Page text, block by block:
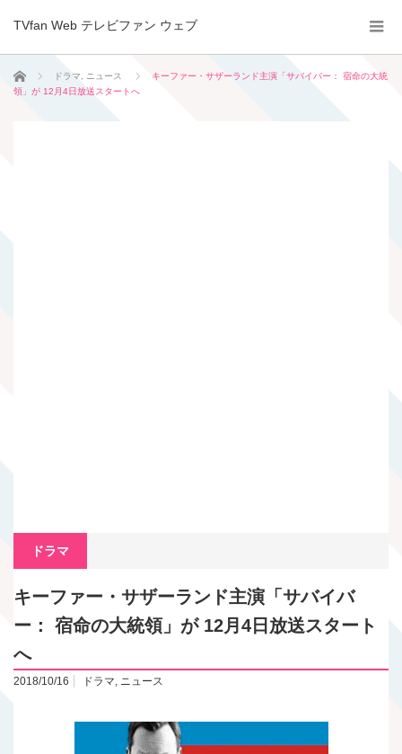
TVfan Web テレビファン ウェブ
ホーム ドラマ ニュース
キーファー・サザーランド主演「サバイバー： 宿命の大統
領」が 12月4日放送スタートへ
ドラマ
キーファー・サザーランド主演「サバイバ
ー： 宿命の大統領」が 12月4日放送スタート
へ
2018/10/16 ドラマ, ニュース